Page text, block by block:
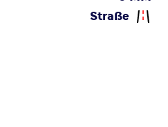
Straße